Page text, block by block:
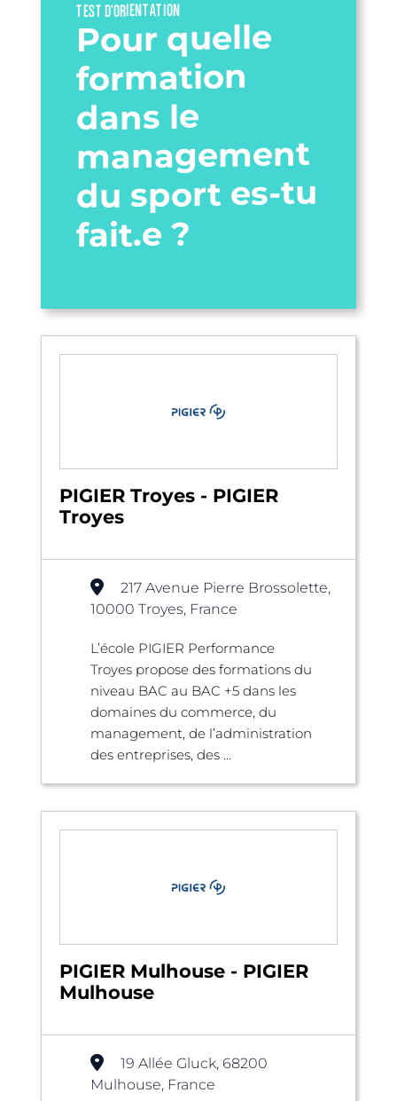
TEST D’ORIENTATION
Pour quelle
formation
dans le
management
du sport es-tu
fait.e ?
PIGIER Troyes - PIGIER
Troyes
217 Avenue Pierre Brossolette,
10000 Troyes, France
L’école PIGIER Performance
Troyes propose des formations du
niveau BAC au BAC +5 dans les
domaines du commerce, du
management, de l’administration
des entreprises, des ...
PIGIER Mulhouse - PIGIER
Mulhouse
19 Allée Gluck, 68200
Mulhouse, France